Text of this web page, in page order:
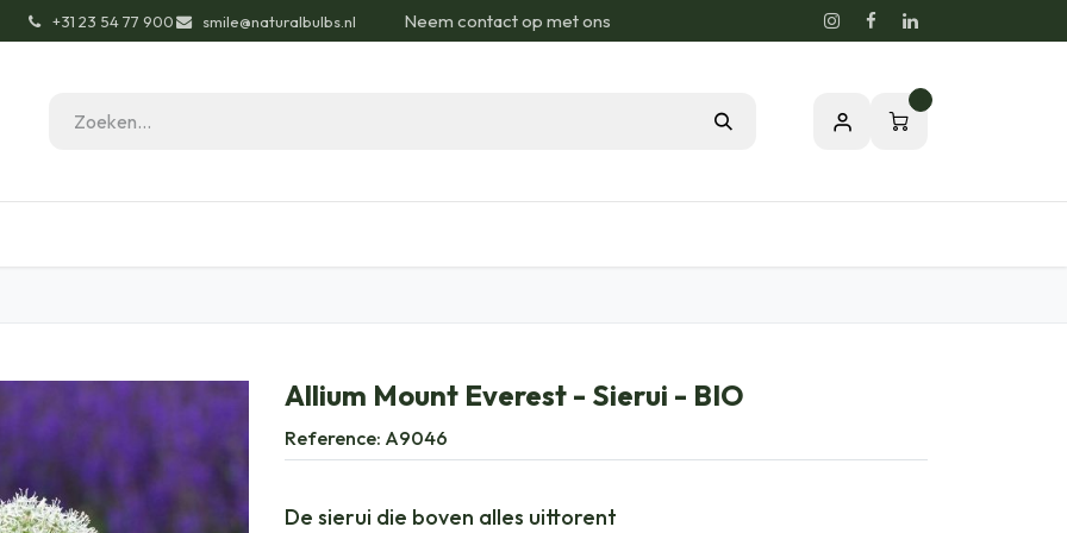
͏+31 23 54 77 900 smile@naturalbulbs.nl Neem contact op met ons
Allium Mount Everest - Sierui - BIO
Reference: A9046
De sierui die boven alles uittorent